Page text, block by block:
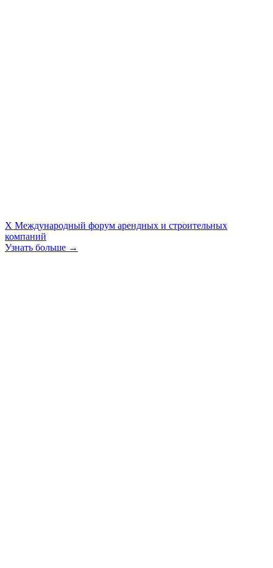
X Международный форум арендных и строительных
компаний
Узнать больше →